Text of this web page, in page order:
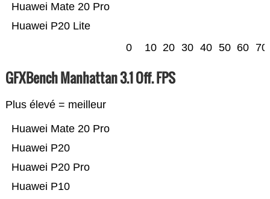
Huawei P20 Lite
Huawei Mate 20 Pro
0 10 20 30 40 50 60 70
GFXBench Manhattan 3.1 Off. FPS
Plus élevé = meilleur
Huawei P10
Huawei P20 Pro
Huawei P20
Huawei Mate 20 Pro